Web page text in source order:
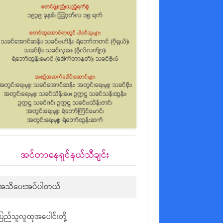
အင်တာနေရှင်နယ်သီချင်း
သိပေးအပ်ပါတယ်
ြည်သူလူထုအပေါင်းတို့